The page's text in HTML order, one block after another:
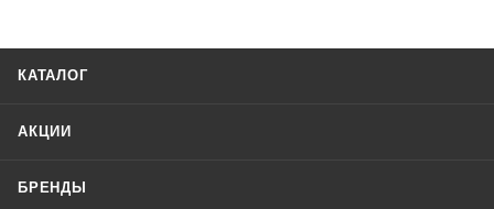
КАТАЛОГ
АКЦИИ
БРЕНДЫ